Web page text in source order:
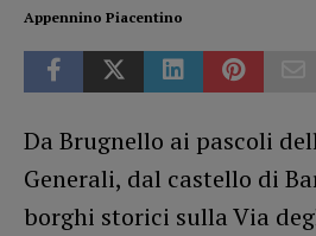
Appennino Piacentino
Da Brugnello ai pascoli
Generali, dal castello di
borghi storici sulla Via